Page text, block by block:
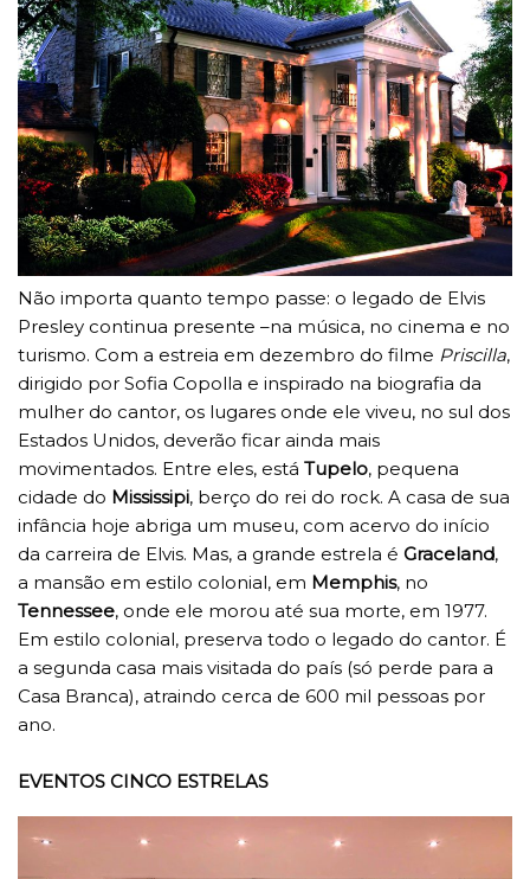
Não importa quanto tempo passe: o legado de Elvis
Presley continua presente –na música, no cinema e no
turismo. Com a estreia em dezembro do filme Priscilla,
dirigido por Sofia Copolla e inspirado na biografia da
mulher do cantor, os lugares onde ele viveu, no sul dos
Estados Unidos, deverão ficar ainda mais
movimentados. Entre eles, está Tupelo, pequena
cidade do Mississipi, berço do rei do rock. A casa de sua
infância hoje abriga um museu, com acervo do início
da carreira de Elvis. Mas, a grande estrela é Graceland,
a mansão em estilo colonial, em Memphis, no
Tennessee, onde ele morou até sua morte, em 1977.
Em estilo colonial, preserva todo o legado do cantor. É
a segunda casa mais visitada do país (só perde para a
Casa Branca), atraindo cerca de 600 mil pessoas por
ano.
EVENTOS CINCO ESTRELAS